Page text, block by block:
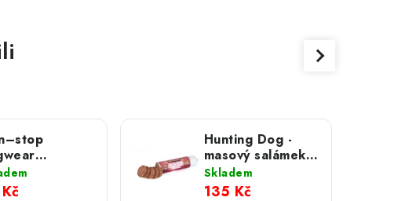
na Line
5-9)
Hunting Dog -
masový salámek;
zvěřinový 400 g
Skladem
135 Kč